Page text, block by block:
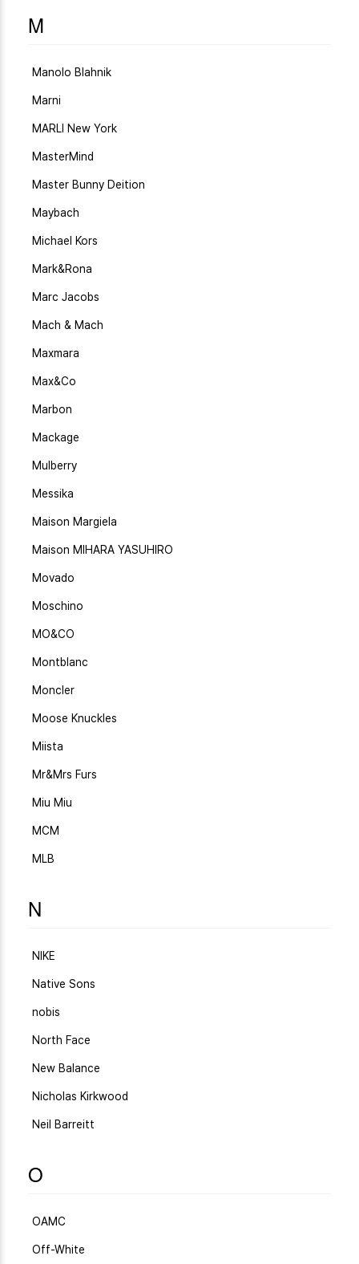
M
Manolo Blahnik
Marni
MARLI New York
MasterMind
Master Bunny Deition
Maybach
Michael Kors
Mark&Rona
Marc Jacobs
Mach & Mach
Maxmara
Max&Co
Marbon
Mackage
Mulberry
Messika
Maison Margiela
Maison MIHARA YASUHIRO
Movado
Moschino
MO&CO
Montblanc
Moncler
Moose Knuckles
Miista
Mr&Mrs Furs
Miu Miu
MCM
MLB
N
NIKE
Native Sons
nobis
North Face
New Balance
Nicholas Kirkwood
Neil Barreitt
O
OAMC
Off-White